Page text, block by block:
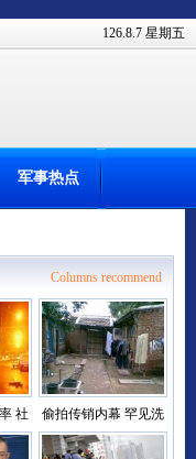
126.8.7 星期五
军事热点
Columns recommend
社 偷拍传销内幕 罕见洗
脑过程及教